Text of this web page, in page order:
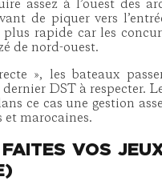
assez à l’ouest des
de piquer vers
plus rapide car les
de nord-ouest.
», les bateaux
DST à respecter.
ce cas une gestion
et marocaines.
VOS